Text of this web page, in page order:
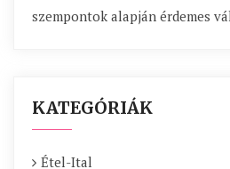
szempontok alapján érdemes
KATEGÓRIÁK
Étel-Ital